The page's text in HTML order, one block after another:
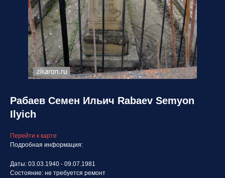
Рабаев Семен Ильич Rabaev Semyon
Ilyich
Перейти к карте
Подробная информация:
Даты: 03.03.1940 - 09.07.1981
Состояние: не требуется ремонт